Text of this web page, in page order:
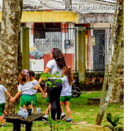
Foto: Ricardo Amanajás